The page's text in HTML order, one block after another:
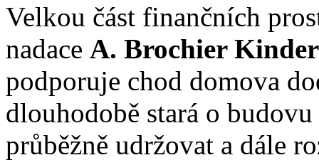
Velkou část finančních
nadace A. Brochier
podporuje chod domova
dlouhodobě stará o
průběžně udržovat a dále